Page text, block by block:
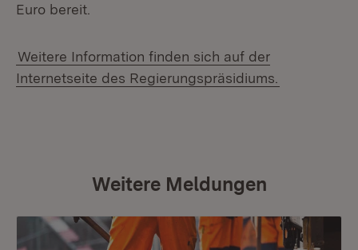
Euro bereit.
Weitere Information finden sich auf der
Internetseite des Regierungspräsidiums.
Weitere Meldungen